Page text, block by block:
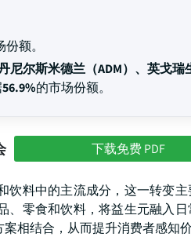
额。
尼尔斯米德兰（ADM）、英戈
56.9%的市场份额。
下载免费 PDF
料中的主流成分，这一转变
零食和饮料，将益生元融入
相结合，从而提升消费者感知价